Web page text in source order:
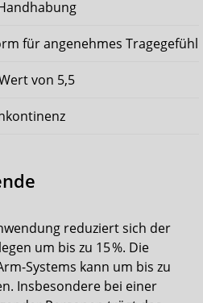
für angenehmes Tragegefühl
von 5,5
reduziert sich der
um bis zu 15 %. Die
Systems kann um bis zu
Insbesondere bei einer